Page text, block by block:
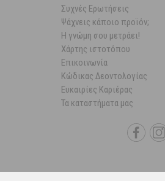
Συχνές Ερωτήσεις
Ψάχνεις κάποιο προϊόν;
Η γνώμη σου μετράει!
Χάρτης ιστοτόπου
Επικοινωνία
Κώδικας Δεοντολογίας
Ευκαιρίες Καριέρας
Τα καταστήματα μας